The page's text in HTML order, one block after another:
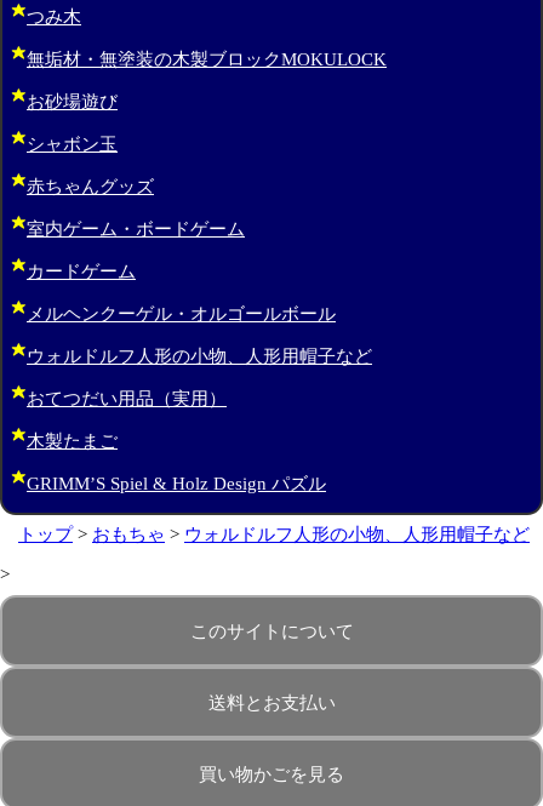
つみ木
無垢材・無塗装の木製ブロックMOKULOCK
お砂場遊び
シャボン玉
赤ちゃんグッズ
室内ゲーム・ボードゲーム
カードゲーム
メルヘンクーゲル・オルゴールボール
ウォルドルフ人形の小物、人形用帽子など
おてつだい用品（実用）
木製たまご
GRIMM’S Spiel & Holz Design パズル
トップ> おもちゃ > ウォルドルフ人形の小物、人形用帽子など
>
このサイトについて
送料とお支払い
買い物かごを見る